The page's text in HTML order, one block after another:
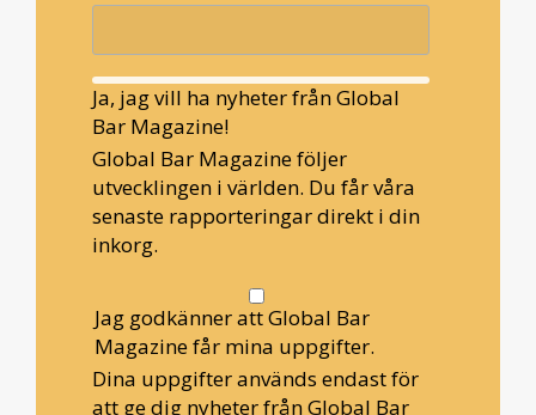
Ja, jag vill ha nyheter från Global
Bar Magazine!
Global Bar Magazine följer
utvecklingen i världen. Du får våra
senaste rapporteringar direkt i din
inkorg.
Jag godkänner att Global Bar
Magazine får mina uppgifter.
Dina uppgifter används endast för
att ge dig nyheter från Global Bar